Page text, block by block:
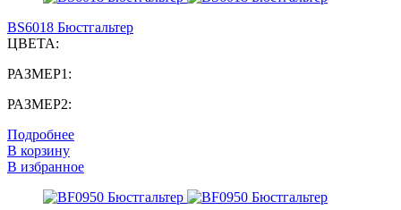
BS6018 Бюстгальтер
ЦВЕТА:
РАЗМЕР1:
РАЗМЕР2:
Подробнее
В корзину
В избранное